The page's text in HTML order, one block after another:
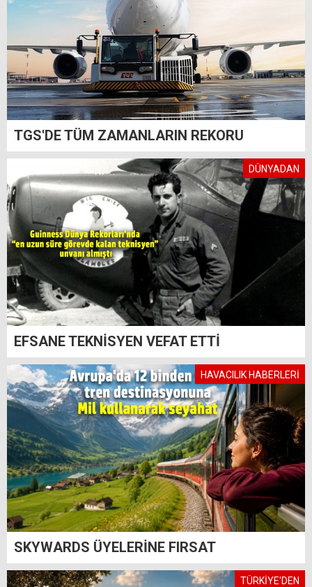
TGS'DE TÜM ZAMANLARIN REKORU
DÜNYADAN
EFSANE TEKNİSYEN VEFAT ETTİ
HAVACILIK HABERLERİ
SKYWARDS ÜYELERİNE FIRSAT
TÜRKİYE'DEN